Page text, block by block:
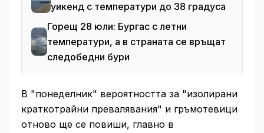
уикенд с температури до 38 градуса
Горещ 28 юли: Бургас с летни
температури, а в страната се връщат
следобедни бури
В "понеделник" вероятността за "изолирани
краткотрайни превалявания" и гръмотевици
отново ще се повиши, главно в